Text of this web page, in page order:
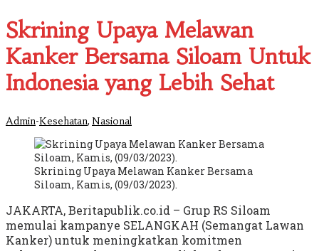
Skrining Upaya Melawan
Kanker Bersama Siloam Untuk
Indonesia yang Lebih Sehat
Admin-Kesehatan, Nasional
Skrining Upaya Melawan Kanker Bersama
Siloam, Kamis, (09/03/2023).
JAKARTA, Beritapublik.co.id – Grup RS Siloam
memulai kampanye SELANGKAH (Semangat Lawan
Kanker) untuk meningkatkan komitmen